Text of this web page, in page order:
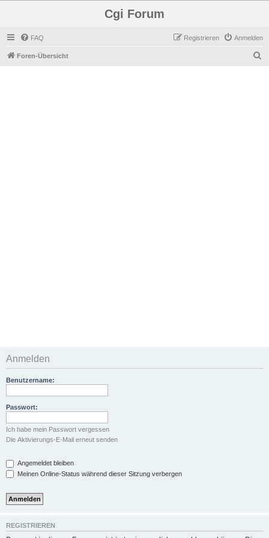
Cgi Forum
FAQ Anmelden
Registrieren
Foren-Übersicht
Anmelden
Benutzername:
Passwort:
Ich habe mein Passwort vergessen
Die Aktivierungs-E-Mail erneut senden
Angemeldet bleiben
Meinen Online-Status während dieser Sitzung verbergen
REGISTRIEREN